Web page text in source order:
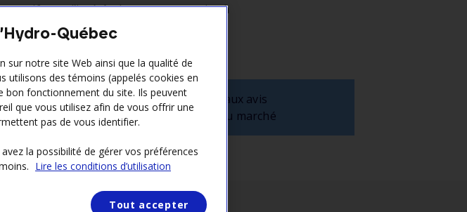
manifester l’intérêt de votre entreprise à
auprès
3
S’inscrire aux avis
d’appels au marché
Québec
sur notre site Web ainsi que la qualité de
utilisons des témoins (appelés cookies en
bon fonctionnement du site. Ils peuvent
que vous utilisez afin de vous offrir une
pas de vous identifier.
la possibilité de gérer vos préférences
Lire les conditions d’utilisation
Tout accepter